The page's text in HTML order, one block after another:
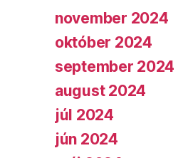
november 2024
október 2024
september 2024
august 2024
júl 2024
jún 2024